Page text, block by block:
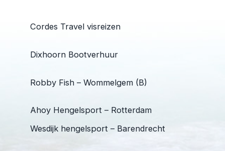
Cordes Travel visreizen
Dixhoorn Bootverhuur
Robby Fish – Wommelgem (B)
Ahoy Hengelsport – Rotterdam
Wesdijk hengelsport – Barendrecht